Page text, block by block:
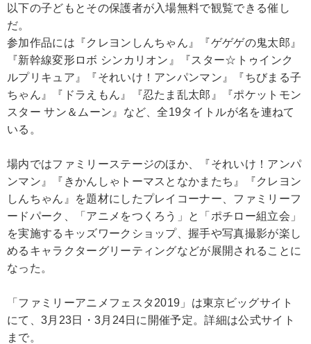
以下の子どもとその保護者が入場無料で観覧できる催し
だ。
参加作品には『クレヨンしんちゃん』『ゲゲゲの鬼太郎』
『新幹線変形ロボ シンカリオン』『スター☆トゥインク
ルプリキュア』『それいけ！アンパンマン』『ちびまる子
ちゃん』『ドラえもん』『忍たま乱太郎』『ポケットモン
スター サン＆ムーン』など、全19タイトルが名を連ねて
いる。
場内ではファミリーステージのほか、『それいけ！アンパ
ンマン』『きかんしゃトーマスとなかまたち』『クレヨン
しんちゃん』を題材にしたプレイコーナー、ファミリーフ
ードパーク、「アニメをつくろう」と「ポチロー組立会」
を実施するキッズワークショップ、握手や写真撮影が楽し
めるキャラクターグリーティングなどが展開されることに
なった。
「ファミリーアニメフェスタ2019」は東京ビッグサイト
にて、3月23日・3月24日に開催予定。詳細は公式サイト
まで。